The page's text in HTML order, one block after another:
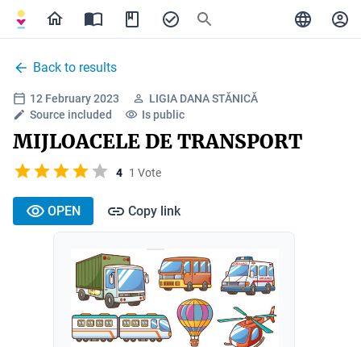
Back to results
12 February 2023
LIGIA DANA STĂNICĂ
Source included
Is public
MIJLOACELE DE TRANSPORT
4 1 Vote
OPEN Copy link